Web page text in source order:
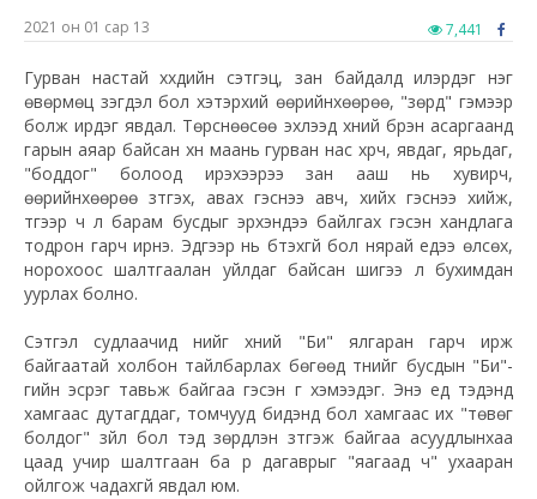
2021 он 01 сар 13 7,441
Гурван настай хүүхдийн сэтгэц, зан байдалд илэрдэг нэг
өвөрмөц үзэгдэл бол хэтэрхий өөрийнхөөрөө, "зөрүүд" гэмээр
болж ирдэг явдал. Төрснөөсөө эхлээд хүний бүрэн асаргаанд
гарын аяар байсан хүн маань гурван нас хүрч, явдаг, ярьдаг,
"боддог" болоод ирэхээрээ зан ааш нь хувирч,
өөрийнхөөрөө зүтгэх, авах гэснээ авч, хийх гэснээ хийж,
түүгээр ч үл барам бусдыг эрхэндээ байлгах гэсэн хандлага
тодрон гарч ирнэ. Эдгээр нь бүтэхгүй бол нярай үедээ өлсөх,
норохоос шалтгаалан уйлдаг байсан шигээ л бухимдан
уурлах болно.
Сэтгэл судлаачид үүнийг хүний "Би" ялгаран гарч ирж
байгаатай холбон тайлбарлах бөгөөд түүнийг бусдын "Би"-
гийн эсрэг тавьж байгаа гэсэн үг хэмээдэг. Энэ үед тэдэнд
хамгаас дутагддаг, томчууд бидэнд бол хамгаас их "төвөг
болдог" зүйл бол тэд зөрүүдлэн зүтгэж байгаа асуудлынхаа
цаад учир шалтгаан ба үр дагаврыг "яагаад ч" ухааран
ойлгож чадахгүй явдал юм.